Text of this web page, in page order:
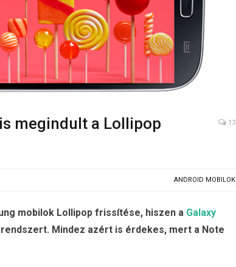
megindult a Lollipop
13
ANDROID MOBILOK
mobilok Lollipop frissítése, hiszen a Galaxy
rendszert. Mindez azért is érdekes, mert a Note